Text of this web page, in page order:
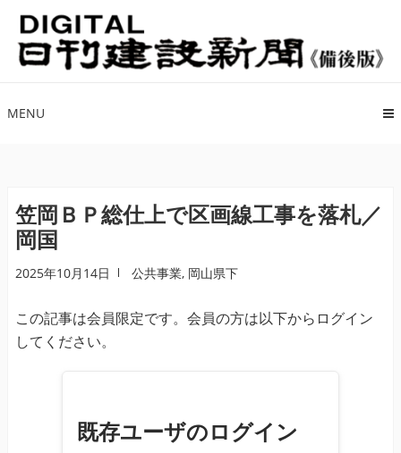
ナ
ビ
ゲ
シ
ス
キ
ッ
プ
コ
ン
テ
ツ
ッ
プ
MENU
笠岡ＢＰ総仕上で区画線工事を落札／
岡国
2025年10月14日 公共事業, 岡山県下
この記事は会員限定です。会員の方は以下からログイン
してください。
既存ユーザのログイン